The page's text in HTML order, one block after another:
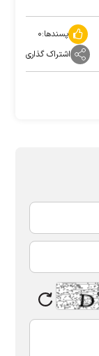
پسندها:۰
اشتراک گذاری